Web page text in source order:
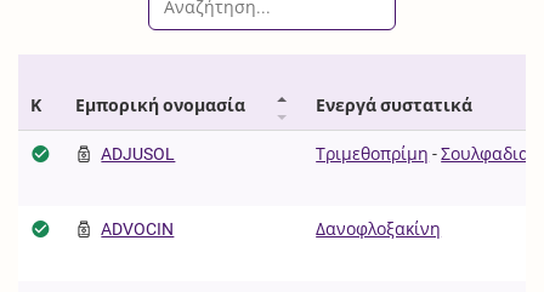
Κ Εμπορική ονομασία Ενεργά συστατικά
ADJUSOL Τριμεθοπρίμη -
ADVOCIN Δανοφλοξακίνη